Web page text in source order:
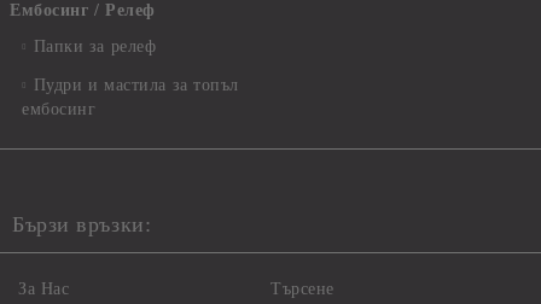
Ембосинг / Релеф
Папки за релеф
Пудри и мастила за топъл
ембосинг
Бързи връзки:
За Нас Търсене